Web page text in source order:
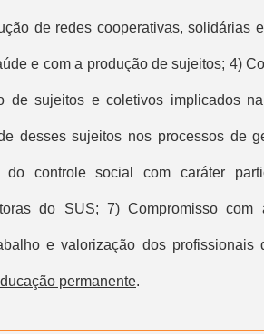
de redes cooperativas, solidárias
e com a produção de sujeitos; 4)
de sujeitos e coletivos implicados
desses sujeitos nos processos de
do controle social com caráter
do SUS; 7) Compromisso com
e valorização dos profissionais
permanente.